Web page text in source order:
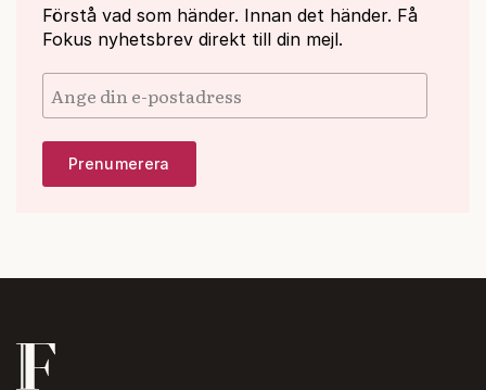
Förstå vad som händer. Innan det händer. Få
Fokus nyhetsbrev direkt till din mejl.